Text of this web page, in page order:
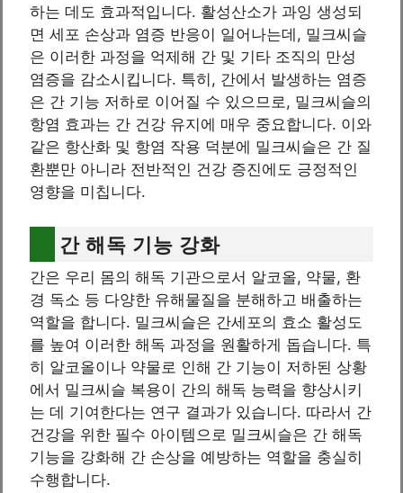
하는 데도 효과적입니다. 활성산소가 과잉 생성되
면 세포 손상과 염증 반응이 일어나는데, 밀크씨슬
은 이러한 과정을 억제해 간 및 기타 조직의 만성
염증을 감소시킵니다. 특히, 간에서 발생하는 염증
은 간 기능 저하로 이어질 수 있으므로, 밀크씨슬의
항염 효과는 간 건강 유지에 매우 중요합니다. 이와
같은 항산화 및 항염 작용 덕분에 밀크씨슬은 간 질
환뿐만 아니라 전반적인 건강 증진에도 긍정적인
영향을 미칩니다.
간 해독 기능 강화
간은 우리 몸의 해독 기관으로서 알코올, 약물, 환
경 독소 등 다양한 유해물질을 분해하고 배출하는
역할을 합니다. 밀크씨슬은 간세포의 효소 활성도
를 높여 이러한 해독 과정을 원활하게 돕습니다. 특
히 알코올이나 약물로 인해 간 기능이 저하된 상황
에서 밀크씨슬 복용이 간의 해독 능력을 향상시키
는 데 기여한다는 연구 결과가 있습니다. 따라서 간
건강을 위한 필수 아이템으로 밀크씨슬은 간 해독
기능을 강화해 간 손상을 예방하는 역할을 충실히
수행합니다.